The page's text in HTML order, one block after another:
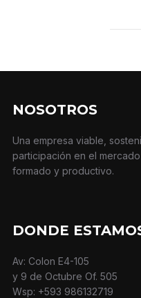
NOSOTROS
Una empresa viable,
participación en el
formado y productivo.
DONDE
Av: Colon E4-105
y 9 de Octubre Of. 505
Wsp: +593 986132719